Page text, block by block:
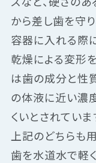
から差し歯を守
容器に入れる際
乾燥による変形
は歯の成分と性
の体液に近い濃
くいとされていま
上記のどちらも
歯を水道水で軽